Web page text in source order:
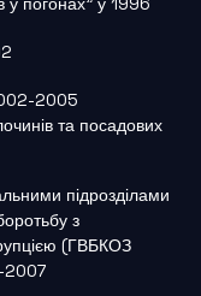
2005
та посадових
підрозділами
з
(ГВБКОЗ